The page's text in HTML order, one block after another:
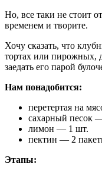
Но, все таки не стоит
временем и творите.
Хочу сказать, что
тортах или пирожных,
заедать его парой
Нам понадобится:
перетертая на
сахарный песок
лимон — 1 шт.
пектин — 2
Этапы: